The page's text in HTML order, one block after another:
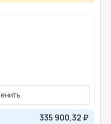
335 900,32 ₽